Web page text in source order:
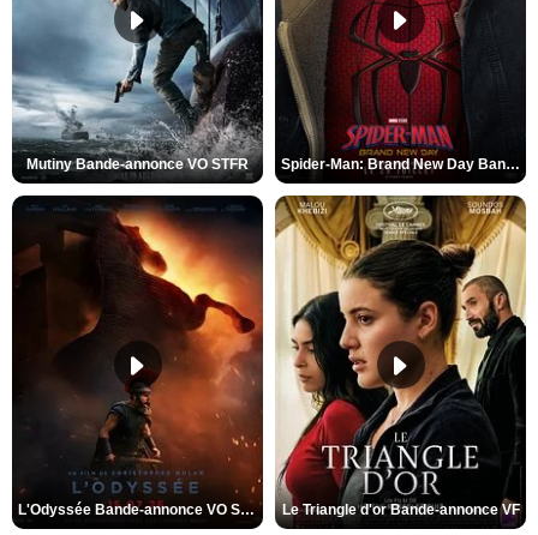
Mutiny Bande-annonce VO STFR Spider-Man: Brand New Day Bande-annonce VO STFR
L'Odyssée Bande-annonce VO STFR Le Triangle d'or Bande-annonce VF